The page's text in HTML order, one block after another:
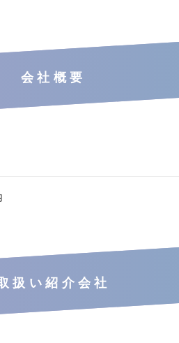
会社概要
扱い紹介会社